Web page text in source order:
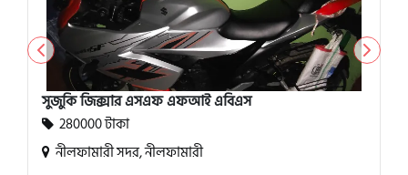
সুজুকি জিক্সার এসএফ এফআই এবিএস
280000 টাকা
নীলফামারী সদর, নীলফামারী